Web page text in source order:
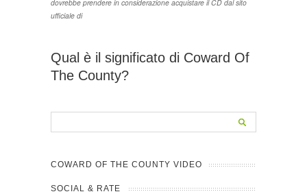
dovrebbe prendere in considerazione acquistare il CD dal sito
ufficiale di
Qual è il significato di Coward Of
The County?
COWARD OF THE COUNTY VIDEO
SOCIAL & RATE